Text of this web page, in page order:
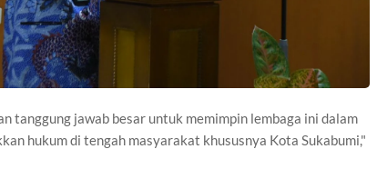
tanggung jawab besar untuk memimpin lembaga ini dalam
hukum di tengah masyarakat khususnya Kota Sukabumi,"